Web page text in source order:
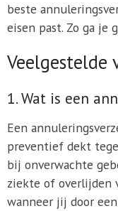
beste
eisen past. Zo ga je
Veelgestelde
1. Wat is een
Een
preventief dekt
bij onverwachte
ziekte of overlijden
wanneer jij door